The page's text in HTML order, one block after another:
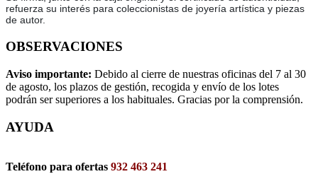
refuerza su interés para coleccionistas de joyería artística y piezas
de autor.
OBSERVACIONES
Aviso importante: Debido al cierre de nuestras oficinas del 7 al 30
de agosto, los plazos de gestión, recogida y envío de los lotes
podrán ser superiores a los habituales. Gracias por la comprensión.
AYUDA
Teléfono para ofertas 932 463 241